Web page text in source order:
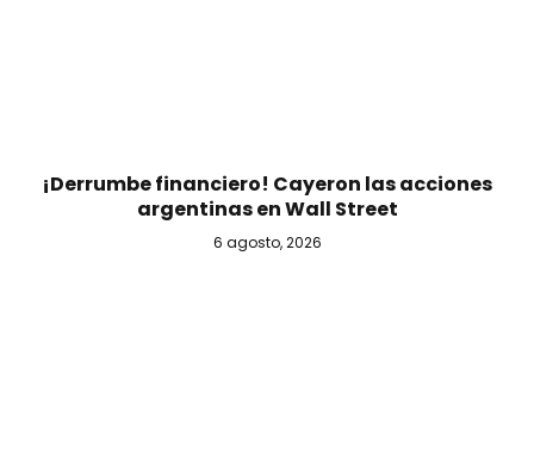
¡Derrumbe financiero! Cayeron las acciones
argentinas en Wall Street
6 agosto, 2026